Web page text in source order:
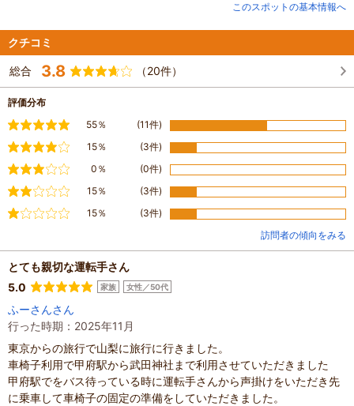
このスポットの基本情報へ
クチコミ
総合 3.8 （20件）
評価分布
満足55％ (11件)
やや満足
15％ (3件)
普通0％ (0件)
やや不満
15％ (3件)
不満15％
(3件)
訪問者の傾向をみる
とても親切な運転手さん
5.0
家族 女性／50代
ふーさんさん
行った時期：2025年11月
東京からの旅行で山梨に旅行に行きました。
車椅子利用で甲府駅から武田神社まで利用させていただきました
甲府駅でをバス待っている時に運転手さんから声掛けをいただき先
に乗車して車椅子の固定の準備をしていただきました。